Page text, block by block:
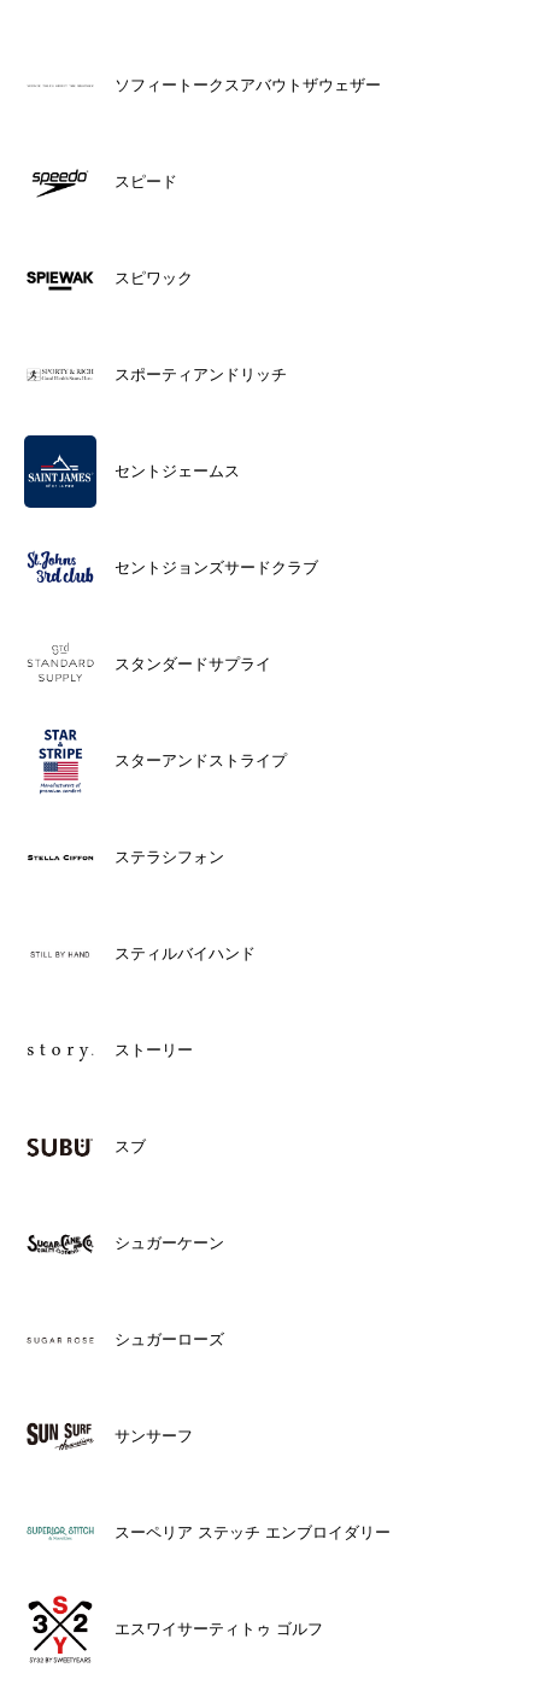
ソフィートークスアバウトザウェザー
スピード
スピワック
スポーティアンドリッチ
セントジェームス
セントジョンズサードクラブ
スタンダードサプライ
スターアンドストライプ
ステラシフォン
スティルバイハンド
ストーリー
スブ
シュガーケーン
シュガーローズ
サンサーフ
スーペリア ステッチ エンブロイダリー
エスワイサーティトゥ ゴルフ